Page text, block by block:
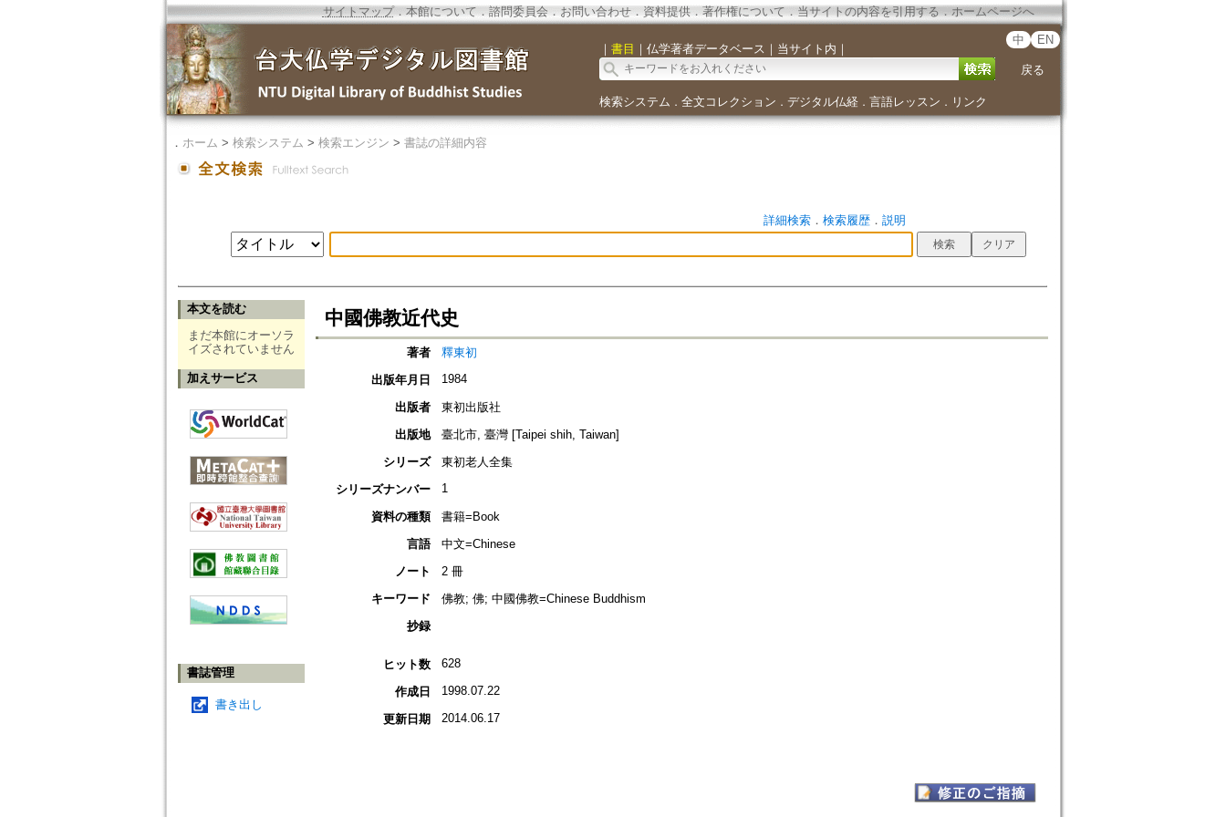
サイトマップ．本館について ． 諮問委員会． お問い合わせ． 資料提供． 著作権について．当サイトの内容を引用する ． ホームページへ
｜ 書目 ｜ 仏学著者データベース ｜ 当サイト内 ｜
中 EN
戻る
検索システム ． 全文コレクション ． デジタル仏経． 言語レッスン ． リンク
． ホーム > 検索システム > 検索エンジン > 書誌の詳細内容
詳細検索． 検索履歴． 説明
本文を読む
まだ本館にオーソラ
イズされていません
加えサービス
書誌管理
書き出し
中國佛教近代史
著者
釋東初
出版年月日
1984
出版者
東初出版社
出版地
臺北市, 臺灣 [Taipei shih, Taiwan]
シリーズ
東初老人全集
シリーズナンバー
1
資料の種類
書籍=Book
言語
中文=Chinese
ノート
2 冊
キーワード
佛教; 佛; 中國佛教=Chinese Buddhism
抄録
ヒット数 628
作成日 1998.07.22
更新日期 2014.06.17